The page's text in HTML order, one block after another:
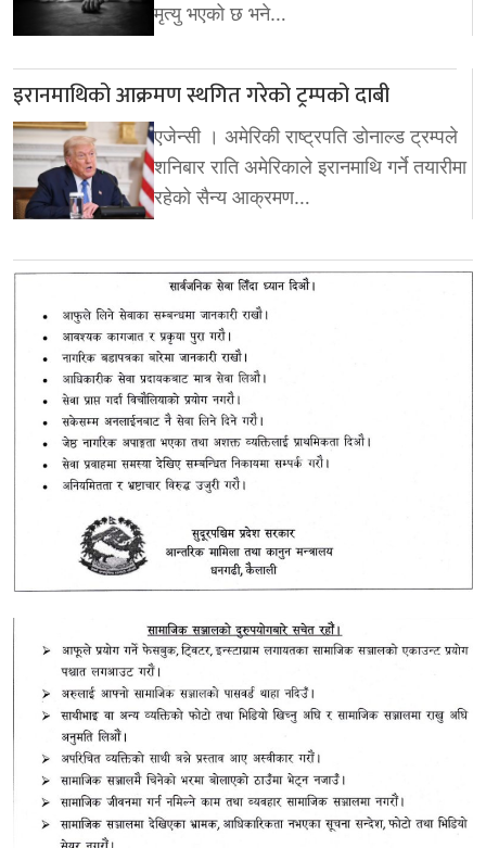
मृत्यु भएको छ भने…
इरानमाथिको आक्रमण स्थगित गरेको ट्रम्पको दाबी
एजेन्सी । अमेरिकी राष्ट्रपति डोनाल्ड ट्रम्पले
शनिबार राति अमेरिकाले इरानमाथि गर्ने तयारीमा
रहेको सैन्य आक्रमण…